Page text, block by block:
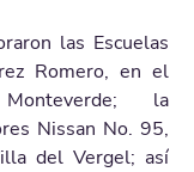
las Escuelas
Romero, en el
Monteverde; la
Nissan No. 95,
del Vergel; así